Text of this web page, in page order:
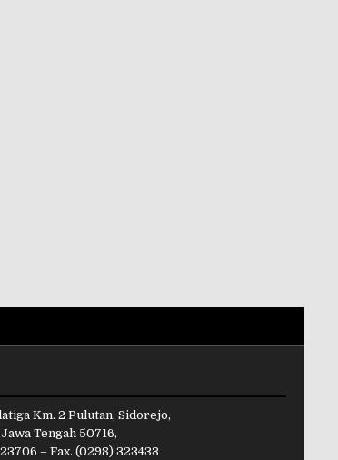
Km. 2 Pulutan, Sidorejo,
Tengah 50716,
– Fax. (0298) 323433